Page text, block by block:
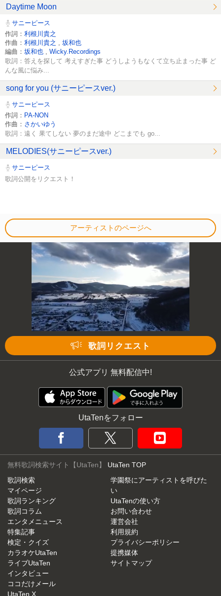
Daytime Moon
サニーピース
作詞： 利根川貴之
作曲： 利根川貴之
坂和也
編曲： 坂和也 Wicky.Recordings
歌詞：答えを探して 考えすぎた事 どうしようもなくて立ち止まった事 ど
んな風に悩み...
song for you (サニーピースver.)
サニーピース
作詞： PA-NON
作曲： さかいゆう
歌詞：遠く 果てしない 夢のまだ途中 どこまでも go...
MELODIES(サニーピースver.)
サニーピース
歌詞公開をリクエスト！
アーティストのページへ
歌詞リクエスト
公式アプリ 無料配信中!
UtaTenをフォロー
無料歌詞検索サイト【UtaTen】 UtaTen TOP
歌詞検索
マイページ
歌詞ランキング
歌詞コラム
エンタメニュース
特集記事
検定・クイズ
カラオケUtaTen
ライブUtaTen
インタビュー
ココだけメール
UtaTen X
学園祭にアーティストを呼びた
い
UtaTenの使い方
お問い合わせ
運営会社
利用規約
プライバシーポリシー
提携媒体
サイトマップ